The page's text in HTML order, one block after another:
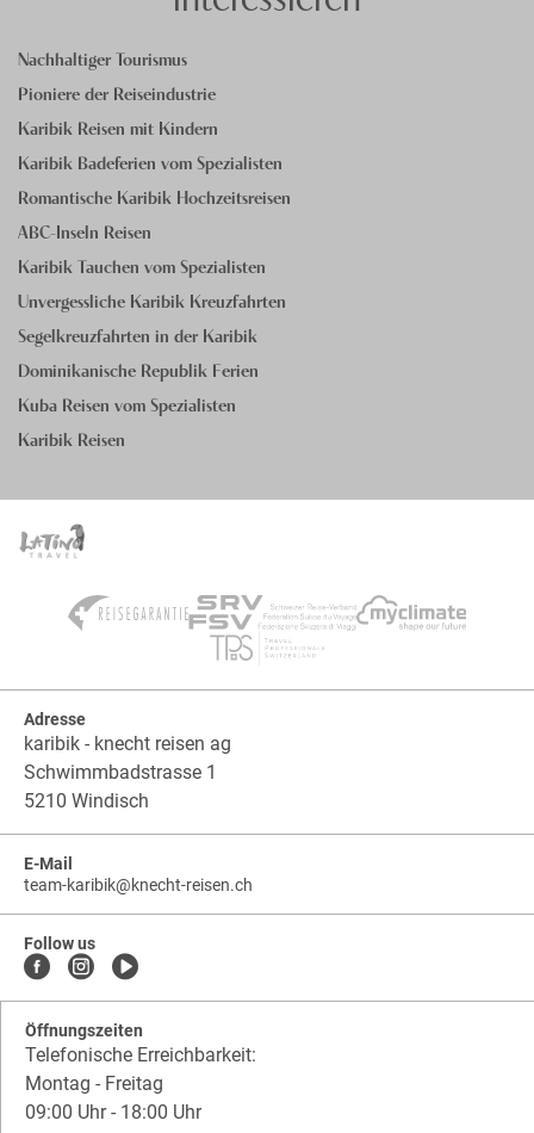
Nachhaltiger Tourismus
Pioniere der Reiseindustrie
Karibik Reisen mit Kindern
Karibik Badeferien vom Spezialisten
Romantische Karibik Hochzeitsreisen
ABC-Inseln Reisen
Karibik Tauchen vom Spezialisten
Unvergessliche Karibik Kreuzfahrten
Segelkreuzfahrten in der Karibik
Dominikanische Republik Ferien
Kuba Reisen vom Spezialisten
Karibik Reisen
Adresse
karibik - knecht reisen ag
Schwimmbadstrasse 1
5210 Windisch
E-Mail
team-karibik@knecht-reisen.ch
Follow us
Öffnungszeiten
Telefonische Erreichbarkeit:
Montag - Freitag
09:00 Uhr - 18:00 Uhr